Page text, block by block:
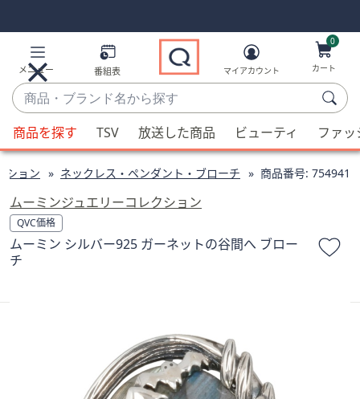
Links
Links2
メニュー 番組表
商
品・
ブ
ラ
ン
名
か
ら
探
候
補
利
用
可
能
な
マイアカウント
0
カート
商品を探す TSV 放送した商品 ビューティ ファ
ション ネックレス・ペンダント・ブローチ 商品番号: 754941
ムーミンジュエリーコレクション
QVC価格
ムーミン シルバー925 ガーネットの谷間へ ブロー
チ